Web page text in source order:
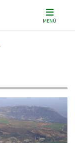
MENÚ